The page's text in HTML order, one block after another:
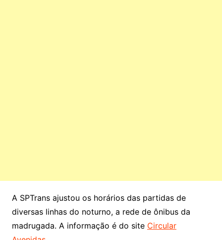
A SPTrans ajustou os horários das partidas de
diversas linhas do noturno, a rede de ônibus da
madrugada. A informação é do site Circular